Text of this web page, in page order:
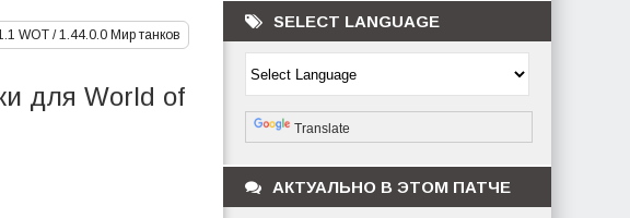
WOT / 1.44.0.0 Мир танков
для World of
SELECT LANGUAGE
Translate
АКТУАЛЬНО В ЭТОМ ПАТЧЕ